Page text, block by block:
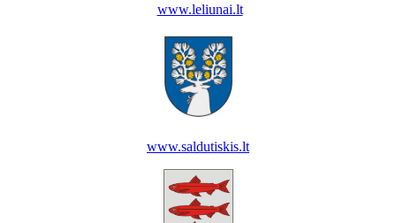
www.leliunai.lt
www.saldutiskis.lt